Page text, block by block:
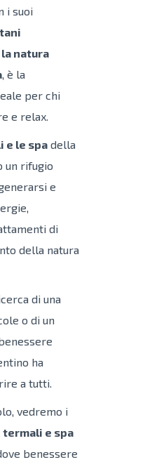
i suoi
natura
, è la
per chi
e relax.
e le spa della
un rifugio
e
di
della natura
di una
o di un
ha
a tutti.
vedremo i
e spa
benessere